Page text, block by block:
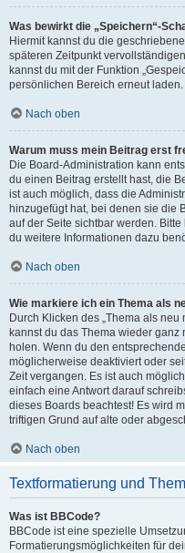
Was bewirkt die „Speichern“-
Hiermit kannst du die
späteren Zeitpunkt
kannst du mit der Funktion
persönlichen Bereich erneut laden.
Nach oben
Warum muss mein Beitrag erst
Die Board-Administration kann
du einen Beitrag erstellt hast, die
ist auch möglich, dass die
hinzugefügt hat, bei denen sie die
auf der Seite sichtbar werden.
du weitere Informationen dazu
Nach oben
Wie markiere ich ein Thema als
Durch Klicken des „Thema als
kannst du das Thema wieder
holen. Wenn du den
möglicherweise deaktiviert oder
Zeit vergangen. Es ist auch
einfach eine Antwort darauf
dieses Boards beachtest! Es wird
triftigen Grund auf alte oder
Nach oben
Textformatierung und
Was ist BBCode?
BBCode ist eine spezielle
Formatierungsmöglichkeiten für